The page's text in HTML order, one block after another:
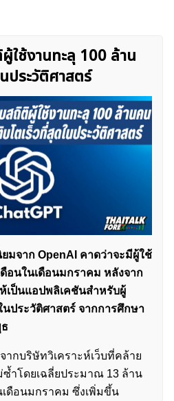
ใช้งานทะลุ 100 ล้าน
ประวัติศาสตร์
มจาก OpenAI คาดว่าจะมีผู้ใช้
อนในเดือนมกราคม หลังจาก
ห้เป็นแอปพลิเคชันสำหรับผู้
นประวัติศาสตร์ จากการศึกษา
กบริษัทวิเคราะห์เว็บที่คล้าย
ำโดยเฉลี่ยประมาณ 13 ล้าน
ดือนมกราคม ซึ่งเพิ่มขึ้น